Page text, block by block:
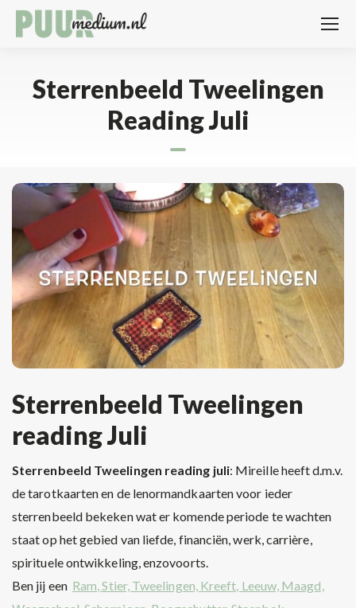
Sterrenbeeld Tweelingen
Reading Juli
Sterrenbeeld Tweelingen
reading Juli
Sterrenbeeld Tweelingen reading juli: Mireille heeft d.m.v.
de tarotkaarten en de lenormandkaarten voor ieder
sterrenbeeld bekeken wat er komende periode te wachten
staat op het gebied van liefde, financiën, werk, carrière,
spirituele ontwikkeling, enzovoorts.
Ben jij een Ram, Stier, Tweelingen, Kreeft, Leeuw, Maagd,